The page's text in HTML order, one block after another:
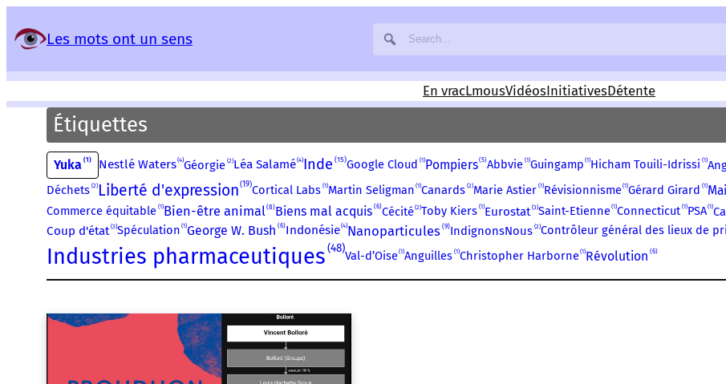
Les mots ont un sens
En vracLmousVidéosInitiativesDétente
Étiquettes
Yuka 1 Nestlé Waters 4 Géorgie 2 Léa Salamé 4 Inde 15 Google Cloud 1 Pompiers 5 Abbvie 1 Guingamp 1 Hicham Touili-Idrissi 1
Déchets 2 Liberté d'expression 19 Cortical Labs 1 Martin Seligman 1 Canards 2 Marie Astier 1 Révisionnisme 1 Gérard Girard 1
Commerce équitable 1 Bien-être animal 8 Biens mal acquis 6 Cécité 2 Toby Kiers 1 Eurostat 3 Saint-Etienne 1 Connecticut 1 PSA 1
Coup d'état 3 Spéculation 1 George W. Bush 6 Indonésie 4 Nanoparticules 9 IndignonsNous 2 Contrôleur général des lieux de
Industries pharmaceutiques 48
Val-d’Oise 1 Anguilles 1 Christopher Harborne 1 Révolution 6
Panneau de gestion des services